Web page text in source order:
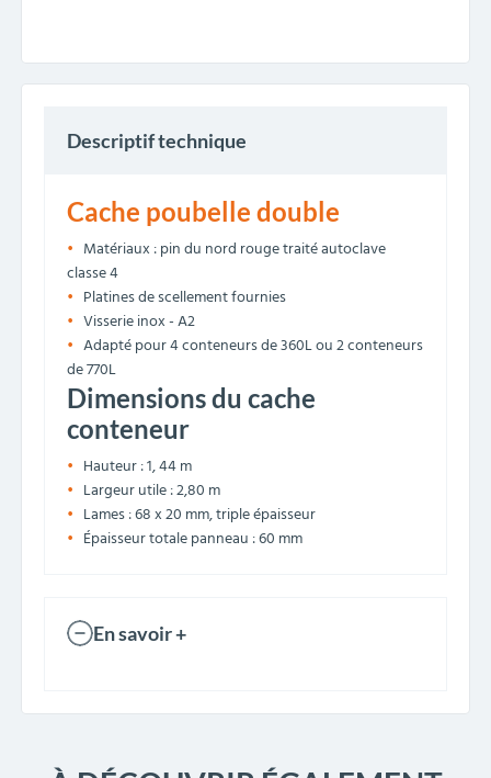
Descriptif technique
Cache poubelle double
Matériaux : pin du nord rouge traité autoclave
classe 4
Platines de scellement fournies
Visserie inox - A2
Adapté pour 4 conteneurs de 360L ou 2 conteneurs
de 770L
Dimensions du cache
conteneur
Hauteur : 1, 44 m
Largeur utile : 2,80 m
Lames : 68 x 20 mm, triple épaisseur
Épaisseur totale panneau : 60 mm
En savoir +